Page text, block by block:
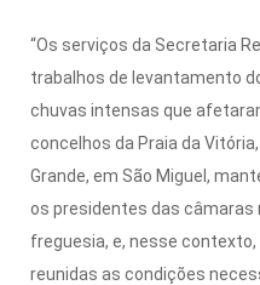
“Os serviços da Secretaria
trabalhos de levantamento
chuvas intensas que
concelhos da Praia da
Grande, em São Miguel,
os presidentes das câmaras
freguesia, e, nesse
reunidas as condições